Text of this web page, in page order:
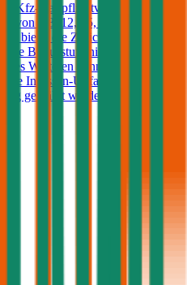
Kfz-Haftpflichtversicherung mit
von € 8, 12, 15, 20 oder 25
3 bietet die Zurich einen
die Bonusstufe nicht verloren,
Weiteren kann gegen einen
Insassen-Unfallversicherung
gewählt werden.